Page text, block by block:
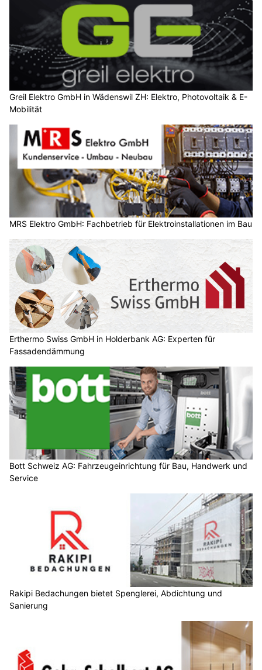
Etter Bedachungen: Fachbetrieb für Dacharbeiten und Sanierungen
GK Tech GmbH, Amriswil TG: Anlagenbau aus Chromstahl vom Profi
HLS-Service: Moderne Wärmepumpen und Heiztechnik vom Profi
Küche planen im Neubau: Grundrisse,
Anschlüsse und Ergonomie
01.08.25 VON BELMEDIA REDAKTION
Die Küche ist längst mehr als nur ein Arbeitsraum – sie ist
zentraler Wohnbereich, Treffpunkt und Gestaltungselement.
Wer beim Neubau sorgfältig plant, profitiert über
Jahrzehnte.
Eine moderne Küche verlangt präzise Vorbereitung. Ob offene
Wohnküche oder abgeschlossener Raum – entscheidend sind
Grundriss, Anschlüsse, Lichtführung und die ergonomisch
sinnvolle Anordnung aller Funktionen.
Weiterlesen
Plagex GmbH: Nachhaltige Schädlingsbekämpfung für Ihre Immobilien
Fitzi Gartenbau AG steigert Biodiversität mit heimischen Pflanzen
MRS Elektro GmbH: Fachbetrieb für Elektroinstallationen im Bau
Servanto W.Meier steht für effizienten Unterhalt und gepflegte Anlagen
Nachhaltige Bau-Trends im Fokus der Messe
„Bauen Wohnen Energie“ 2025 in Bern
26.11.25 VON BELMEDIA REDAKTION
Über 10'000 Besucher, zahlreiche Bauanfragen, viele
Verkaufsabschlüsse und individuelle Lösungen – so lautet
das erfreuliche Fazit der ZT Fachmessen AG.
Mit ihrem Angebot überzeugte die ganzheitliche Baumesse
während den vier Messetagen tausende Hauseigentümer,
angehende Bauherrschaften sowie Planer und Architekten, die
sich für die Themen Bauen, Wohnen, Sanieren und Energie
Weiterlesen
Rakipi Bedachungen bietet Spenglerei, Abdichtung und Sanierung